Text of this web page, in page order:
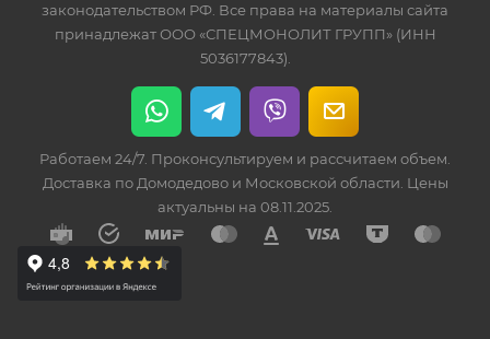
законодательством РФ. Все права на материалы сайта
принадлежат ООО «СПЕЦМОНОЛИТ ГРУПП» (ИНН
5036177843).
Работаем 24/7. Проконсультируем и рассчитаем объем.
Доставка по Домодедово и Московской области. Цены
актуальны на 08.11.2025.